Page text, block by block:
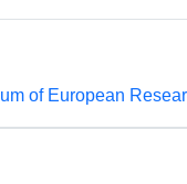
of European